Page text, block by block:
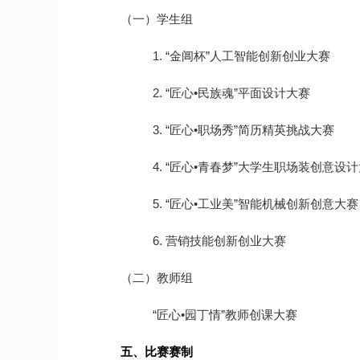
（一）学生组
1. “金阊杯”人工智能创新创业大赛
2. “匠心•民族魂”平面设计大赛
3. “匠心•职场秀”简历精英挑战大赛
4. “匠心•青春梦”大学生职场装创意设
5. “匠心•工业美”智能机械创新创意大赛
6. 营销技能创新创业大赛
（二）教师组
“匠心•园丁情”教师创课大赛
五、比赛赛制